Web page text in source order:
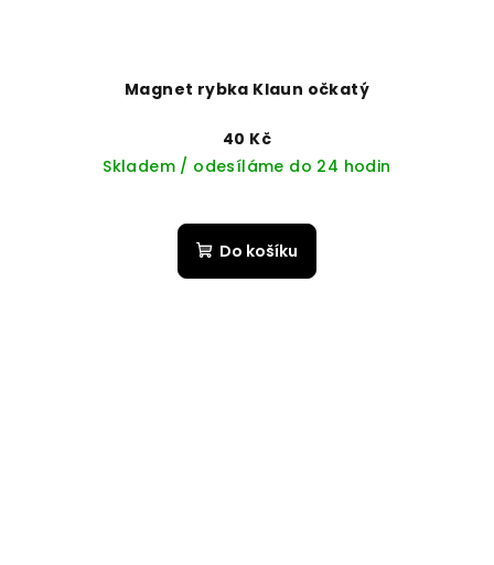
Magnet rybka Klaun očkatý
40 Kč
Skladem / odesíláme do 24 hodin
Do košíku